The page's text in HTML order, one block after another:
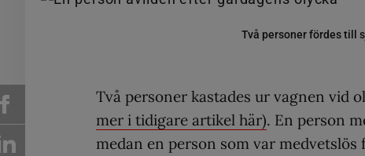
Två personer fördes till
Två personer kastades ur vagnen vid
mer i tidigare artikel här). En person
medan en person som var